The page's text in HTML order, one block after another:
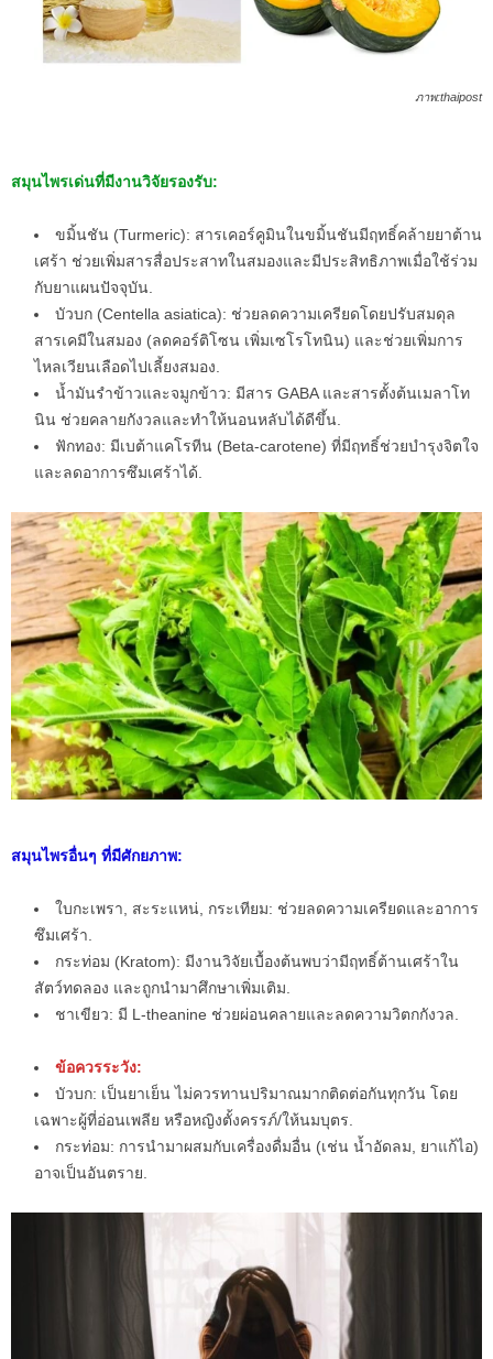
ภาพ:thaipost
สมุนไพรเด่นที่มีงานวิจัยรองรับ:
ขมิ้นชัน (Turmeric): สารเคอร์คูมินในขมิ้นชันมีฤทธิ์คล้ายยาต้าน
เศร้า ช่วยเพิ่มสารสื่อประสาทในสมองและมีประสิทธิภาพเมื่อใช้ร่วม
กับยาแผนปัจจุบัน.
บัวบก (Centella asiatica): ช่วยลดความเครียดโดยปรับสมดุล
สารเคมีในสมอง (ลดคอร์ติโซน เพิ่มเซโรโทนิน) และช่วยเพิ่มการ
ไหลเวียนเลือดไปเลี้ยงสมอง.
น้ำมันรำข้าวและจมูกข้าว: มีสาร GABA และสารตั้งต้นเมลาโท
นิน ช่วยคลายกังวลและทำให้นอนหลับได้ดีขึ้น.
ฟักทอง: มีเบต้าแคโรทีน (Beta-carotene) ที่มีฤทธิ์ช่วยบำรุงจิตใจ
และลดอาการซึมเศร้าได้.
สมุนไพรอื่นๆ ที่มีศักยภาพ:
ใบกะเพรา, สะระแหน่, กระเทียม: ช่วยลดความเครียดและอาการ
ซึมเศร้า.
กระท่อม (Kratom): มีงานวิจัยเบื้องต้นพบว่ามีฤทธิ์ต้านเศร้าใน
สัตว์ทดลอง และถูกนำมาศึกษาเพิ่มเติม.
ชาเขียว: มี L-theanine ช่วยผ่อนคลายและลดความวิตกกังวล.
ข้อควรระวัง:
บัวบก: เป็นยาเย็น ไม่ควรทานปริมาณมากติดต่อกันทุกวัน โดย
เฉพาะผู้ที่อ่อนเพลีย หรือหญิงตั้งครรภ์/ให้นมบุตร.
กระท่อม: การนำมาผสมกับเครื่องดื่มอื่น (เช่น น้ำอัดลม, ยาแก้ไอ)
อาจเป็นอันตราย.